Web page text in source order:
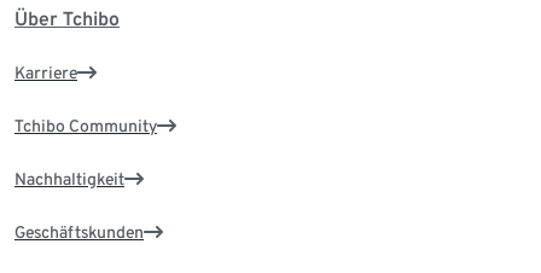
Über Tchibo
Karriere
Tchibo Community
Nachhaltigkeit
Geschäftskunden